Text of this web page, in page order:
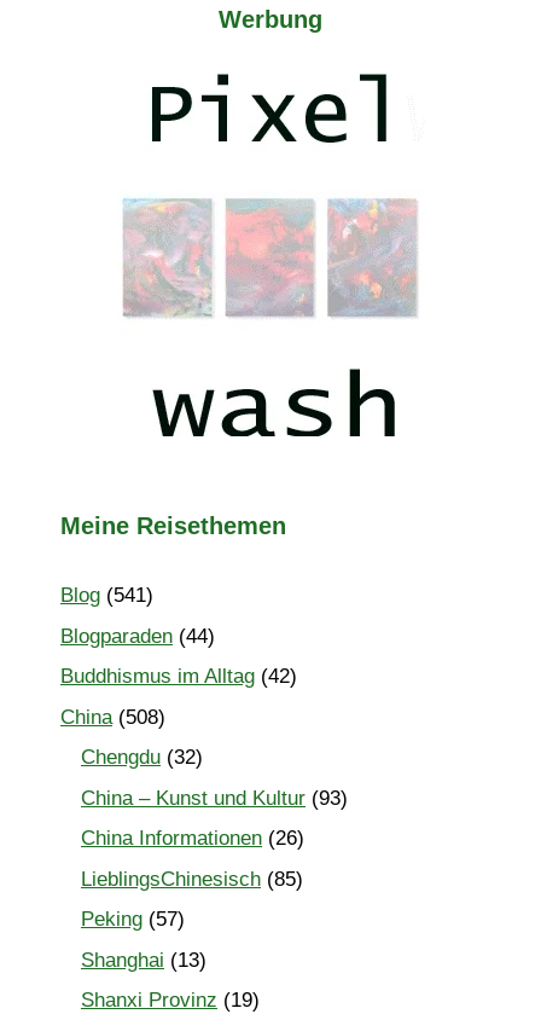
Werbung
Meine Reisethemen
Blog (541)
Blogparaden (44)
Buddhismus im Alltag (42)
China(508)
Chengdu (32)
China – Kunst und Kultur (93)
China Informationen (26)
LieblingsChinesisch (85)
Peking (57)
Shanghai (13)
Shanxi Provinz (19)